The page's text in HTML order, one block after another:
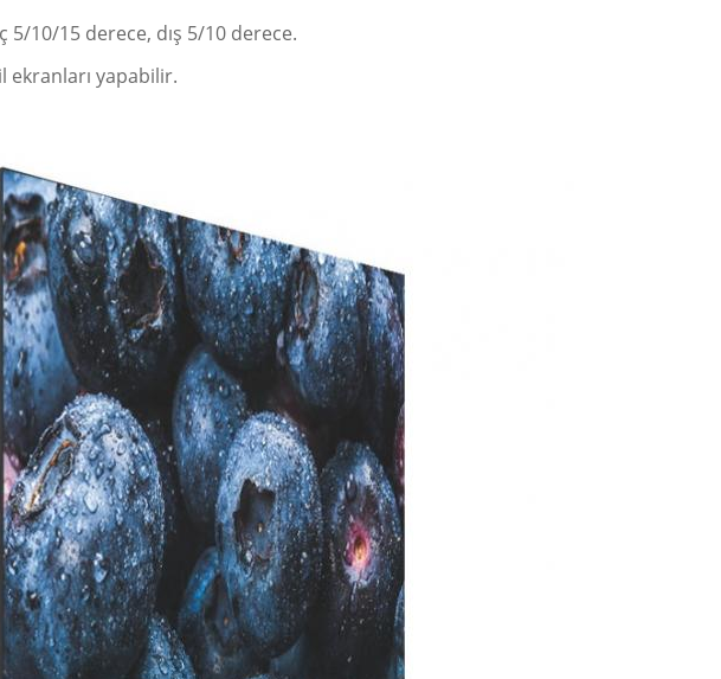
5/10/15 derece, dış 5/10 derece.
ekranları yapabilir.